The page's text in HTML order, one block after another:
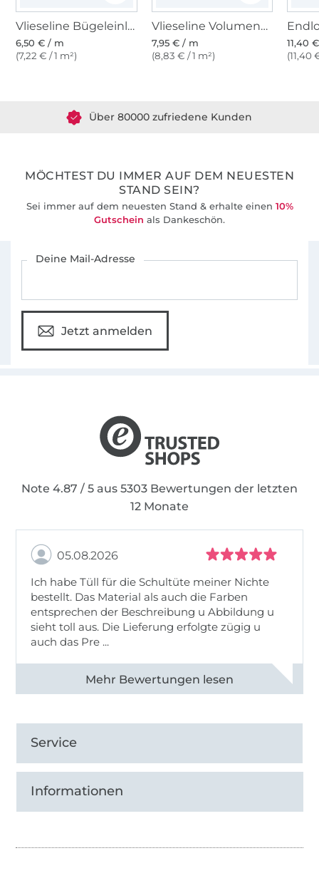
auf meiner Facebook Seite
https://www.facebook.com/elbmarie/ in
meiner Facebook Gruppe
Vlieseline Bügeleinlage H250 - weiß
6,50 € / m
(7,22 € / 1 m²)
Vlieseline Volumenvlies H630
7,95 € / m
(8,83 € / 1 m²)
11,40
(11,40
Über 1.8 Millionen Meter Stoff versandfertig
MÖCHTEST DU IMMER AUF DEM NEUESTEN
STAND SEIN?
Sei immer auf dem neuesten Stand & erhalte einen 10%
Gutschein als Dankeschön.
Deine Mail-Adresse
Jetzt anmelden
Note 4.87 / 5 aus 5303 Bewertungen der letzten
12 Monate
05.08.2026
Ich habe Tüll für die Schultüte meiner Nichte
bestellt. Das Material als auch die Farben
entsprechen der Beschreibung u Abbildung u
sieht toll aus. Die Lieferung erfolgte zügig u
auch das Pre ...
Alle 82950 Bewertungen ansehen
Service
Informationen